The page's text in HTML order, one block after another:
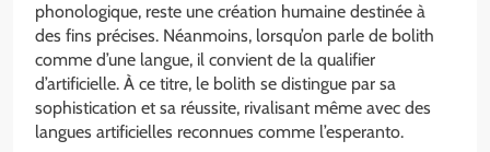
phonologique, reste une création humaine destinée à
des fins précises. Néanmoins, lorsqu’on parle de bolith
comme d’une langue, il convient de la qualifier
d’artificielle. À ce titre, le bolith se distingue par sa
sophistication et sa réussite, rivalisant même avec des
langues artificielles reconnues comme l’esperanto.